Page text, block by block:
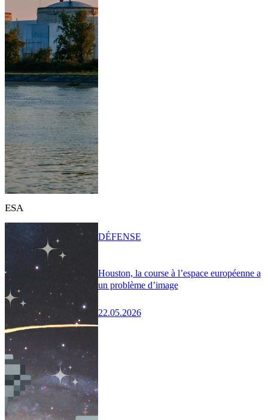
ESA
Houston, la course à l’espace européenne a
un problème d’image
22.05.2026
DÉFENSE